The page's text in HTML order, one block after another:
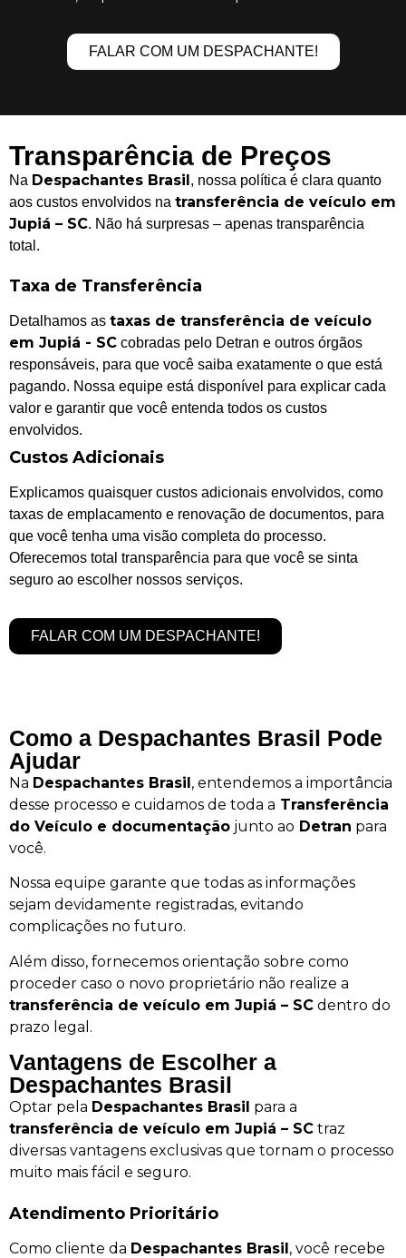
FALAR COM UM DESPACHANTE!
Transparência de Preços
Na Despachantes Brasil, nossa política é clara quanto
aos custos envolvidos na transferência de veículo em
Jupiá – SC. Não há surpresas – apenas transparência
total.
Taxa de Transferência
Detalhamos as taxas de transferência de veículo
em Jupiá - SC cobradas pelo Detran e outros órgãos
responsáveis, para que você saiba exatamente o que está
pagando. Nossa equipe está disponível para explicar cada
valor e garantir que você entenda todos os custos
envolvidos.
Custos Adicionais
Explicamos quaisquer custos adicionais envolvidos, como
taxas de emplacamento e renovação de documentos, para
que você tenha uma visão completa do processo.
Oferecemos total transparência para que você se sinta
seguro ao escolher nossos serviços.
FALAR COM UM DESPACHANTE!
Como a Despachantes Brasil Pode
Ajudar
Na Despachantes Brasil, entendemos a importância
desse processo e cuidamos de toda a Transferência
do Veículo e documentação junto ao Detran para
você.
Nossa equipe garante que todas as informações
sejam devidamente registradas, evitando
complicações no futuro.
Além disso, fornecemos orientação sobre como
proceder caso o novo proprietário não realize a
transferência de veículo em Jupiá – SC dentro do
prazo legal.
Vantagens de Escolher a
Despachantes Brasil
Optar pela Despachantes Brasil para a
transferência de veículo em Jupiá – SC traz
diversas vantagens exclusivas que tornam o processo
muito mais fácil e seguro.
Atendimento Prioritário
Como cliente da Despachantes Brasil, você recebe